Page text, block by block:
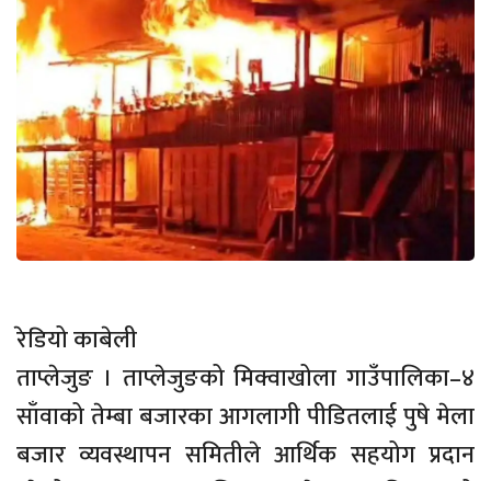
रेडियो काबेली
ताप्लेजुङ । ताप्लेजुङको मिक्वाखोला गाउँपालिका–४
साँवाको तेम्बा बजारका आगलागी पीडितलाई पुषे मेला
बजार व्यवस्थापन समितीले आर्थिक सहयोग प्रदान